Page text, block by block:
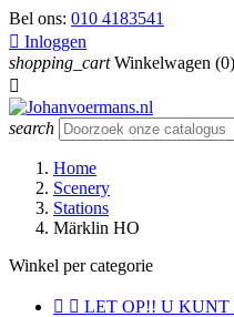
Bel ons: 010 4183541
 Inloggen
shopping_cart Winkelwagen (0)

search
Home
Scenery
Stations
Märklin HO
Winkel per categorie
  LET OP!! U